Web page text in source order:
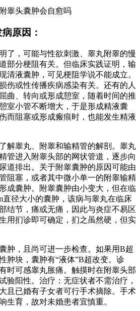
睾头囊肿会自愈吗
原因：
，可能与性欲刺激、睾丸附睾的慢
部分梗阻有关。但临床实践证明，输
清液囊肿，可见梗阻学说不能成立。
伤或性传播疾病感染有关。还有的人
曲、转向或形成憩室，随着时间的推
室小管不断增大，于是形成精液囊
而阻塞或形成瘢痕时，也能发生精液
解睾丸、附睾和输精管的解剖。睾丸
管进入附睾头部的网状管道，逐步向
道排出。关于附睾囊肿的原因可能由
阻塞，或者其中微小单一的附睾输精
成囊肿。附睾囊肿由小变大，但在临
直径大小的囊肿，该病与睾丸在临床
结节，痛或无痛，因此与炎症不易区
用扪诊即可确定，扪之虽然硬，但实
肿，且尚可进一步检查。如果用B超
肿块，囊肿有“液体”B超改变。诊
时可感睾丸胀痛。触摸时在附睾头部
验阳性。治疗：无症状者不需治疗，
且已婚有子女者可行手术摘除。手术
生育，故对未婚患者宜慎重。